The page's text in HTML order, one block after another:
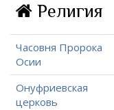
Религия
Часовня Пророка
Осии
Онуфриевская
церковь